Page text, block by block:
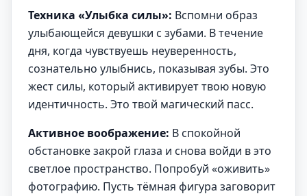
Техника «Улыбка силы»: Вспомни образ
улыбающейся девушки с зубами. В течение
дня, когда чувствуешь неуверенность,
сознательно улыбнись, показывая зубы. Это
жест силы, который активирует твою новую
идентичность. Это твой магический пасс.
Активное воображение: В спокойной
обстановке закрой глаза и снова войди в это
светлое пространство. Попробуй «оживить»
фотографию. Пусть тёмная фигура заговорит